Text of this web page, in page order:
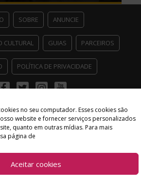
no seu computador. Esses cookies são
website e fornecer serviços personalizados
quanto em outras mídias. Para mais
página de
Aceitar cookies
SOBRE ANUNCIE
CULTURAL GUIAS PARCEIROS
POLÍTICA DE PRIVACIDADE
TwitterInstagram
Youtube
Cultural - Arte, Cultura Pop e Entretenimento
Del Vieira